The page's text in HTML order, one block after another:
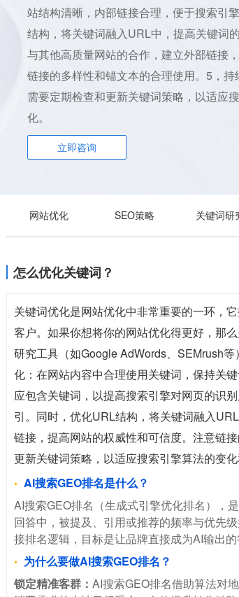
站结构清晰，内部链接合理，便于搜索引
结构，将关键词融入URL中，提高关键词
与其他高质量网站的合作，建立外部链接
链接的多样性和锚文本的合理使用。5，
需要定期检查和更新关键词策略，以适应
化。
立即咨询
网站优化 SEO策略 关键词研
怎么优化关键词？
关键词优化是网站优化中非常重要的一环，
客户。如果你想将你的网站优化得更好，那
研究工具（如Google AdWords、SEMrush
化：在网站内容中合理使用关键词，保持关
应包含关键词，以提高搜索引擎对网页的识
引。同时，优化URL结构，将关键词融入
链接，提高网站的权威性和可信度。注意链
更新关键词策略，以适应搜索引擎算法的变化
AI搜索GEO排名是什么？
AI搜索GEO排名（生成式引擎优化排名），
回答中，被提及、引用或推荐的频率与优先
接排名逻辑，目标是让品牌直接成为AI输出
为什么要做AI搜索GEO排名？
锁定精准客群： AI搜索GEO排名借助算法对